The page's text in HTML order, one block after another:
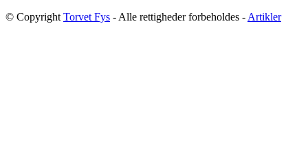
© Copyright Torvet Fys - Alle rettigheder forbeholdes - Artikler